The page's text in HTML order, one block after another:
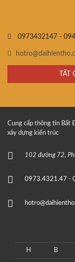
0973432147 -
Cung cấp thông tin Bất
xây dựng kiến trúc
102 đường 72,
0973.4321.47 -
H B